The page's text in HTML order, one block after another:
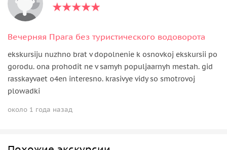
Вечерняя Прага без туристического водоворота
ekskursiju nuzhno brat v dopolnenie k osnovkoj ekskursii po
gorodu. ona prohodit ne v samyh populjaarnyh mestah. gid
rasskayvaet o4en interesno. krasivye vidy so smotrovoj
plowadki
около 1 года назад